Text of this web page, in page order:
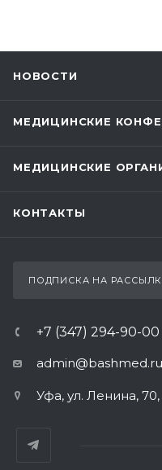
НОВОСТИ
МЕДИЦИНСКИЕ
МЕДИЦИНСКИЕ
КОНТАКТЫ
ПОДПИСКА НА
+7 (347) 294-90-00
admin@bashmed.ru
Уфа, ул. Ленина,